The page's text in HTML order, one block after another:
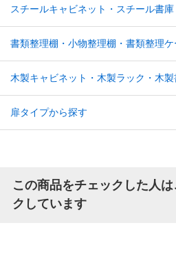
スチールキャビネット・スチール書庫
書類整理棚・小物整理棚・書類整理ケ
木製キャビネット・木製ラック・木
扉タイプから探す
この商品をチェックした人
クしています